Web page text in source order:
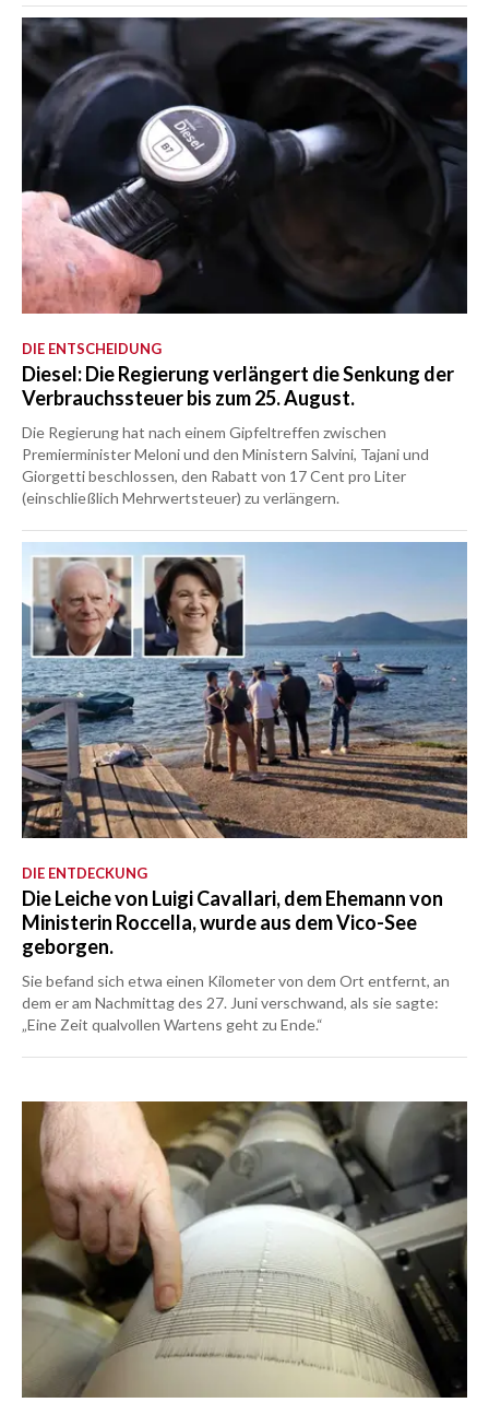
DIE ENTSCHEIDUNG
Diesel: Die Regierung verlängert die Senkung der
Verbrauchssteuer bis zum 25. August.
Die Regierung hat nach einem Gipfeltreffen zwischen
Premierminister Meloni und den Ministern Salvini, Tajani und
Giorgetti beschlossen, den Rabatt von 17 Cent pro Liter
(einschließlich Mehrwertsteuer) zu verlängern.
DIE ENTDECKUNG
Die Leiche von Luigi Cavallari, dem Ehemann von
Ministerin Roccella, wurde aus dem Vico-See
geborgen.
Sie befand sich etwa einen Kilometer von dem Ort entfernt, an
dem er am Nachmittag des 27. Juni verschwand, als sie sagte:
„Eine Zeit qualvollen Wartens geht zu Ende.“